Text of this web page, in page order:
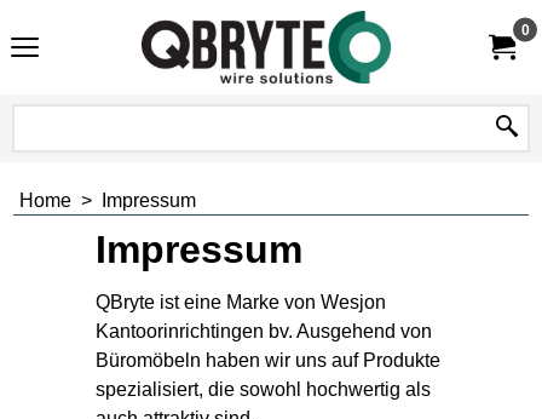
0
Home > Impressum
Impressum
QBryte ist eine Marke von Wesjon
Kantoorinrichtingen bv. Ausgehend von
Büromöbeln haben wir uns auf Produkte
spezialisiert, die sowohl hochwertig als